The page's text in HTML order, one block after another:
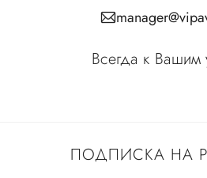
ПОДПИСКА НА
Всегда к Вашим